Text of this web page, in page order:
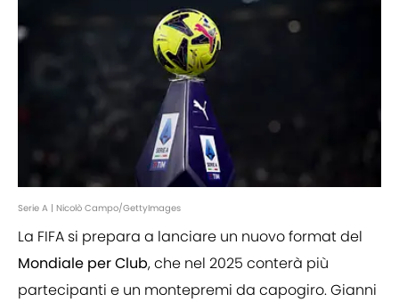
Serie A | Nicolò Campo/GettyImages
La FIFA si prepara a lanciare un nuovo format del
Mondiale per Club, che nel 2025 conterà più
partecipanti e un montepremi da capogiro. Gianni